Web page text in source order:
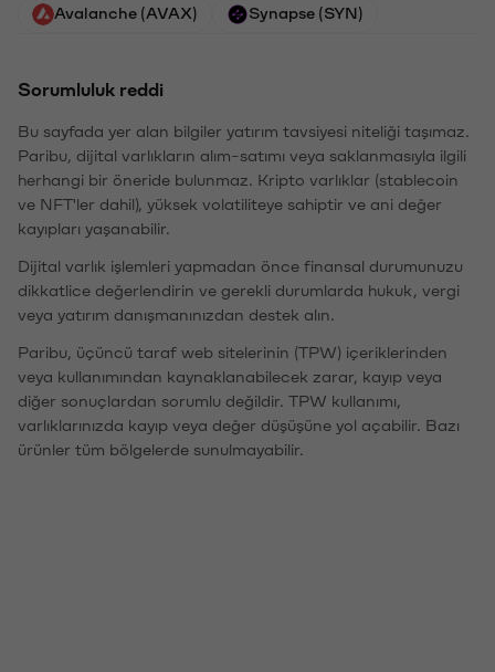
Avalanche (AVAX) Synapse (SYN)
Sorumluluk reddi
Bu sayfada yer alan bilgiler yatırım tavsiyesi niteliği taşımaz.
Paribu, dijital varlıkların alım-satımı veya saklanmasıyla ilgili
herhangi bir öneride bulunmaz. Kripto varlıklar (stablecoin
ve NFT'ler dahil), yüksek volatiliteye sahiptir ve ani değer
kayıpları yaşanabilir.
Dijital varlık işlemleri yapmadan önce finansal durumunuzu
dikkatlice değerlendirin ve gerekli durumlarda hukuk, vergi
veya yatırım danışmanınızdan destek alın.
Paribu, üçüncü taraf web sitelerinin (TPW) içeriklerinden
veya kullanımından kaynaklanabilecek zarar, kayıp veya
diğer sonuçlardan sorumlu değildir. TPW kullanımı,
varlıklarınızda kayıp veya değer düşüşüne yol açabilir. Bazı
ürünler tüm bölgelerde sunulmayabilir.